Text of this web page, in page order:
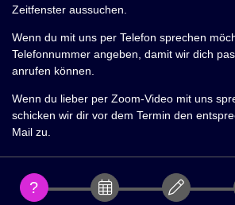
Zeitfenster aussuchen.
Wenn du mit uns per Telefon sprechen
Telefonnummer angeben, damit wir dich
anrufen können.
Wenn du lieber per Zoom-Video mit uns
schicken wir dir vor dem Termin den
Mail zu.